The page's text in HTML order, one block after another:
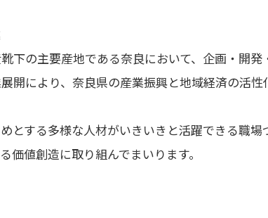
下の主要産地である奈良において、企画・開
開により、奈良県の産業振興と地域経済の活
とする多様な人材がいきいきと活躍できる職
価値創造に取り組んでまいります。